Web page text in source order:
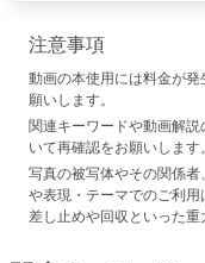
注意事項
動画の本使用には料金が
願いします。
関連キーワードや動画解
いて再確認をお願いします。
写真の被写体やその関係
や表現・テーマでのご利
差し止めや回収といった重